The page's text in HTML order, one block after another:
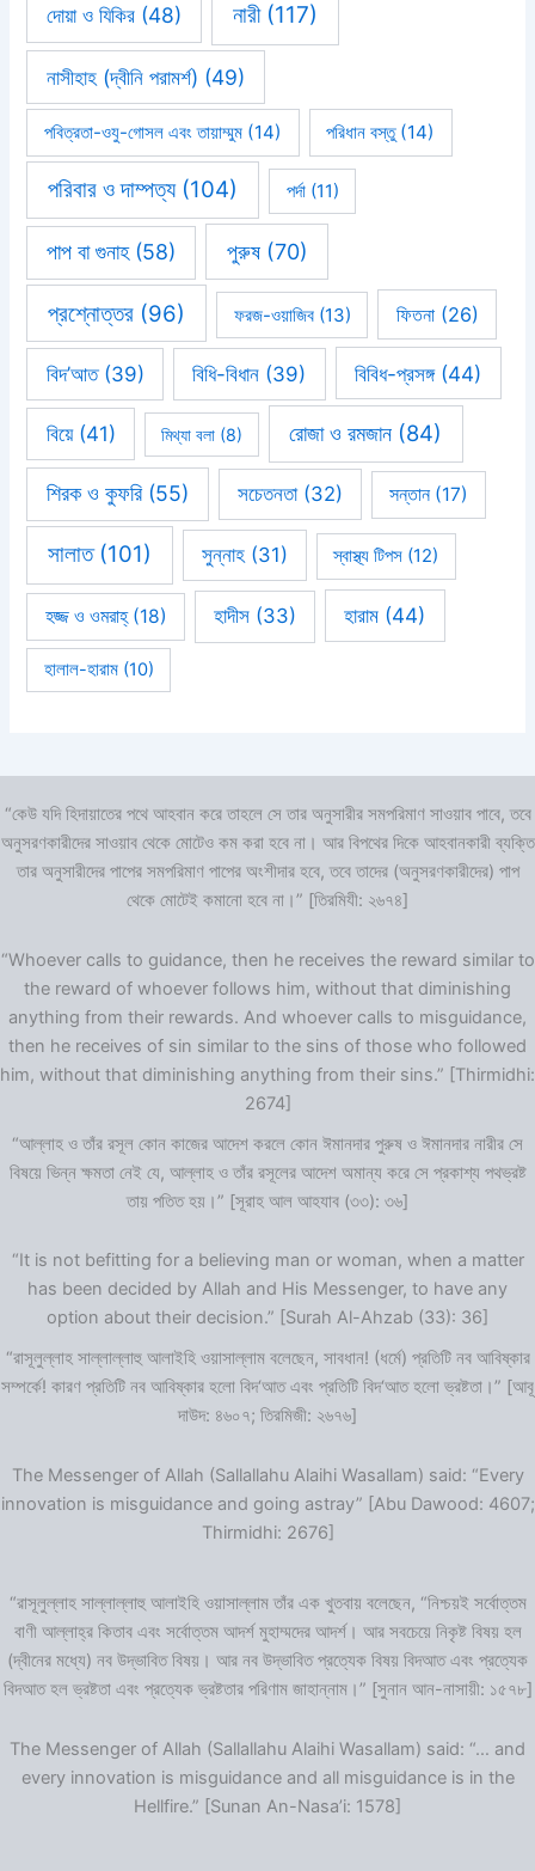
দোয়া ও যিকির (48) নারী(117)
নাসীহাহ (দ্বীনি পরামর্শ) (49)
পবিত্রতা-ওযু-গোসল এবং তায়াম্মুম (14) পরিধান বস্তু(14)
পরিবার ও দাম্পত্য(104) পর্দা(11)
পাপ বা গুনাহ(58) পুরুষ(70)
প্রশ্নোত্তর (96) ফরজ-ওয়াজিব(13) ফিতনা(26)
বিদ’আত(39) বিধি-বিধান (39) বিবিধ-প্রসঙ্গ(44)
বিয়ে(41) মিথ্যা বলা(8) রোজা ও রমজান (84)
শিরক ও কুফরি(55) সচেতনতা(32) সন্তান(17)
সালাত(101) সুন্নাহ (31) স্বাস্থ্য টিপস (12)
হজ্জ ও ওমরাহ্‌(18) হাদীস(33) হারাম (44)
হালাল-হারাম(10)
“কেউ যদি হিদায়াতের পথে আহবান করে তাহলে সে তার অনুসারীর সমপরিমাণ সাওয়াব পাবে, তবে
অনুসরণকারীদের সাওয়াব থেকে মোটেও কম করা হবে না। আর বিপথের দিকে আহবানকারী ব্যক্তি
তার অনুসারীদের পাপের সমপরিমাণ পাপের অংশীদার হবে, তবে তাদের (অনুসরণকারীদের) পাপ
থেকে মোটেই কমানো হবে না।” [তিরমিযী: ২৬৭৪]
“Whoever calls to guidance, then he receives the reward similar to
the reward of whoever follows him, without that diminishing
anything from their rewards. And whoever calls to misguidance,
then he receives of sin similar to the sins of those who followed
him, without that diminishing anything from their sins.” [Thirmidhi:
2674]
“আল্লাহ ও তাঁর রসূল কোন কাজের আদেশ করলে কোন ঈমানদার পুরুষ ও ঈমানদার নারীর সে
বিষয়ে ভিন্ন ক্ষমতা নেই যে, আল্লাহ ও তাঁর রসূলের আদেশ অমান্য করে সে প্রকাশ্য পথভ্রষ্ট
তায় পতিত হয়।” [সূরাহ আল আহযাব (৩৩): ৩৬]
“It is not befitting for a believing man or woman, when a matter
has been decided by Allah and His Messenger, to have any
option about their decision.” [Surah Al-Ahzab (33): 36]
“রাসূলুল্লাহ সাল্লাল্লাহু আলাইহি ওয়াসাল্লাম বলেছেন, সাবধান! (ধর্মে) প্রতিটি নব আবিষ্কার
সম্পর্কে! কারণ প্রতিটি নব আবিষ্কার হলো বিদ‘আত এবং প্রতিটি বিদ‘আত হলো ভ্রষ্টতা।” [আবূ
দাউদ: ৪৬০৭; তিরমিজী: ২৬৭৬]
The Messenger of Allah (Sallallahu Alaihi Wasallam) said: “Every
innovation is misguidance and going astray” [Abu Dawood: 4607;
Thirmidhi: 2676]
“রাসূলুল্লাহ সাল্লাল্লাহু আলাইহি ওয়াসাল্লাম তাঁর এক খুতবায় বলেছেন, “নিশ্চয়ই সর্বোত্তম
বাণী আল্লাহ্‌র কিতাব এবং সর্বোত্তম আদর্শ মুহাম্মদের আদর্শ। আর সবচেয়ে নিকৃষ্ট বিষয় হল
(দ্বীনের মধ্যে) নব উদ্ভাবিত বিষয়। আর নব উদ্ভাবিত প্রত্যেক বিষয় বিদআত এবং প্রত্যেক
বিদআত হল ভ্রষ্টতা এবং প্রত্যেক ভ্রষ্টতার পরিণাম জাহান্নাম।” [সুনান আন-নাসায়ী: ১৫৭৮]
The Messenger of Allah (Sallallahu Alaihi Wasallam) said: “… and
every innovation is misguidance and all misguidance is in the
Hellfire.” [Sunan An-Nasa’i: 1578]